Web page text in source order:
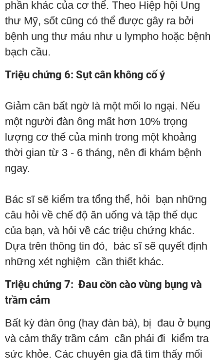
phần khác của cơ thể. Theo Hiệp hội Ung
thư Mỹ, sốt cũng có thể được gây ra bởi
bệnh ung thư máu như u lympho hoặc bệnh
bạch cầu.
Triệu chứng 6: Sụt cân không cố ý
Giảm cân bất ngờ là một mối lo ngại. Nếu
một người đàn ông mất hơn 10% trọng
lượng cơ thể của mình trong một khoảng
thời gian từ 3 - 6 tháng, nên đi khám bệnh
ngay.
Bác sĩ sẽ kiểm tra tổng thể, hỏi bạn những
câu hỏi về chế độ ăn uống và tập thể dục
của bạn, và hỏi về các triệu chứng khác.
Dựa trên thông tin đó, bác sĩ sẽ quyết định
những xét nghiệm cần thiết khác.
Triệu chứng 7: Đau cồn cào vùng bụng và
trầm cảm
Bất kỳ đàn ông (hay đàn bà), bị đau ở bụng
và cảm thấy trầm cảm cần phải đi kiểm tra
sức khỏe. Các chuyên gia đã tìm thấy mối